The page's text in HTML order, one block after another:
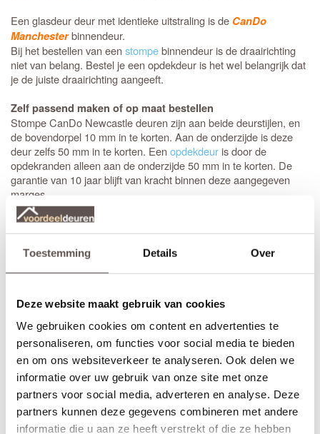
Toestemming Details Over
Deze website maakt gebruik van cookies
We gebruiken cookies om content en advertenties te
personaliseren, om functies voor social media te bieden
en om ons websiteverkeer te analyseren. Ook delen we
informatie over uw gebruik van onze site met onze
partners voor social media, adverteren en analyse. Deze
partners kunnen deze gegevens combineren met andere
informatie die u aan ze heeft verstrekt of die ze hebben
Een glasdeur deur met identieke uitstraling is de CanDo
Manchesterbinnendeur.
Bij het bestellen van eenstompebinnendeur is de draairichting
niet van belang. Bestel je een opdekdeur is het wel belangrijk dat
je de juiste draairichting aangeeft.
Zelf passend maken of op maat bestellen
Stompe CanDo Newcastle deuren zijn aan beide deurstijlen, en
de bovendorpel 10 mm in te korten. Aan de onderzijde is deze
deur zelfs 50 mm in te korten. Eenopdekdeur is door de
opdekranden alleen aan de onderzijde 50 mm in te korten. De
garantie van 10 jaar blijft van kracht binnen deze aangegeven
marges.
Maatwerk is mogelijk als de gewenste afmeting meer afwijkt dan
de aangegeven marges of als je kiest voor het gemak van deuren
op maat. De prijs en keuze voor maatwerk zijn zichtbaar onder de
Thuisbezorgd in slechts 5 werkdagen
(Bewerkingen zoals een extra tochtvaldorpel verlengt de levertijd
met 3 werkdagen)
Bekijk de video over de deuren uit de Dimension collectie: